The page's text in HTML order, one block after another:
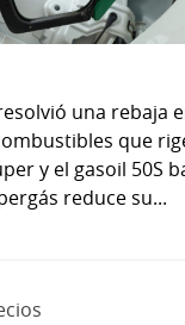
una rebaja
que
y el gasoil 50S
reduce su...